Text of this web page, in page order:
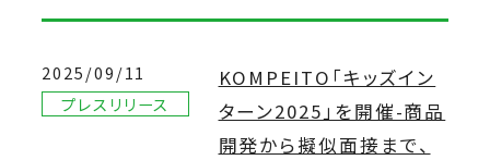
2025/09/11
プレスリリース
KOMPEITO「キッズイン
ターン2025」を開催-商品
開発から擬似面接まで、